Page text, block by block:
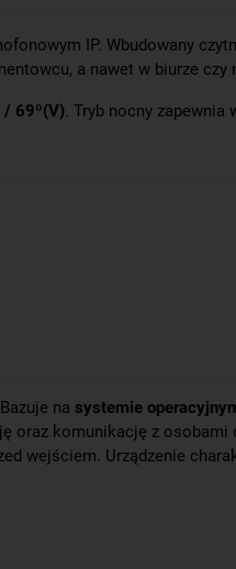
IP. Wbudowany
a nawet w biurze czy
69º(V). Tryb nocny zapewnia
na systemie
oraz komunikację z osobami
wejściem. Urządzenie